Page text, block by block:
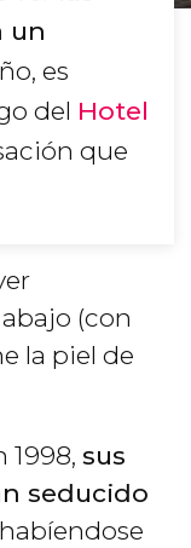
un
es
del Hotel
que
(con
la piel de
1998, sus
seducido